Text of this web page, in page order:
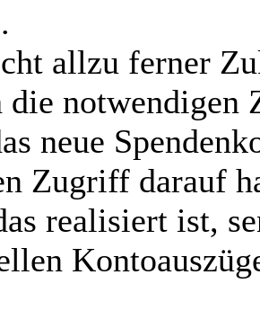
allzu ferner
die notwendigen
neue
Zugriff darauf
realisiert ist,